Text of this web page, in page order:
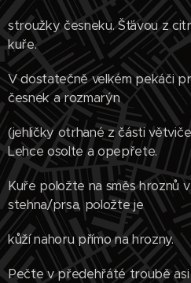
stroužky česneku. Šťávou z
kuře.
V dostatečně velkém pekáči
česnek a rozmarýn
(jehličky otrhané z části
Lehce osolte a opepřete.
Kuře položte na směs hroznů
stehna/prsa, položte je
kůží nahoru přímo na hrozny.
Pečte v předehřáté troubě